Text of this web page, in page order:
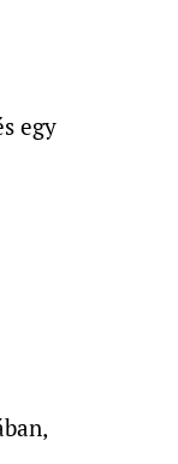
egy